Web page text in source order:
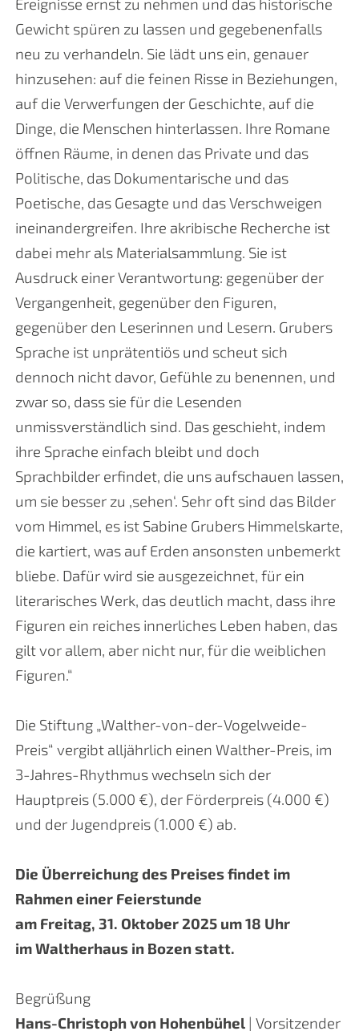
Ereignisse ernst zu nehmen und das historische
Gewicht spüren zu lassen und gegebenenfalls
neu zu verhandeln. Sie lädt uns ein, genauer
hinzusehen: auf die feinen Risse in Beziehungen,
auf die Verwerfungen der Geschichte, auf die
Dinge, die Menschen hinterlassen. Ihre Romane
öffnen Räume, in denen das Private und das
Politische, das Dokumentarische und das
Poetische, das Gesagte und das Verschweigen
ineinandergreifen. Ihre akribische Recherche ist
dabei mehr als Materialsammlung. Sie ist
Ausdruck einer Verantwortung: gegenüber der
Vergangenheit, gegenüber den Figuren,
gegenüber den Leserinnen und Lesern. Grubers
Sprache ist unprätentiös und scheut sich
dennoch nicht davor, Gefühle zu benennen, und
zwar so, dass sie für die Lesenden
unmissverständlich sind. Das geschieht, indem
ihre Sprache einfach bleibt und doch
Sprachbilder erfindet, die uns aufschauen lassen,
um sie besser zu ,sehen‘. Sehr oft sind das Bilder
vom Himmel, es ist Sabine Grubers Himmelskarte,
die kartiert, was auf Erden ansonsten unbemerkt
bliebe. Dafür wird sie ausgezeichnet, für ein
literarisches Werk, das deutlich macht, dass ihre
Figuren ein reiches innerliches Leben haben, das
gilt vor allem, aber nicht nur, für die weiblichen
Figuren.“
Die Stiftung „Walther-von-der-Vogelweide-
Preis“ vergibt alljährlich einen Walther-Preis, im
3-Jahres-Rhythmus wechseln sich der
Hauptpreis (5.000 €), der Förderpreis (4.000 €)
und der Jugendpreis (1.000 €) ab.
Die Überreichung des Preises findet im
Rahmen einer Feierstunde
am Freitag, 31. Oktober 2025 um 18 Uhr
im Waltherhaus in Bozen statt.
Begrüßung
Hans-Christoph von Hohenbühel| Vorsitzender